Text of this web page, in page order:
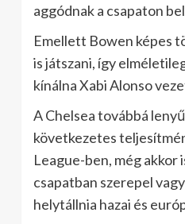
aggódnak a csapaton
Emellett Bowen képes
is játszani, így
kínálna Xabi Alonso
A Chelsea továbbá
következetes
League-ben, még akkor
csapatban szerepel
helytállnia hazai és